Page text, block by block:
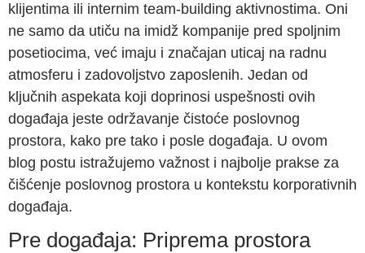
klijentima ili internim team-building aktivnostima. Oni
ne samo da utiču na imidž kompanije pred spoljnim
posetiocima, već imaju i značajan uticaj na radnu
atmosferu i zadovoljstvo zaposlenih. Jedan od
ključnih aspekata koji doprinosi uspešnosti ovih
događaja jeste održavanje čistoće poslovnog
prostora, kako pre tako i posle događaja. U ovom
blog postu istražujemo važnost i najbolje prakse za
čišćenje poslovnog prostora u kontekstu korporativnih
događaja.
Pre događaja: Priprema prostora